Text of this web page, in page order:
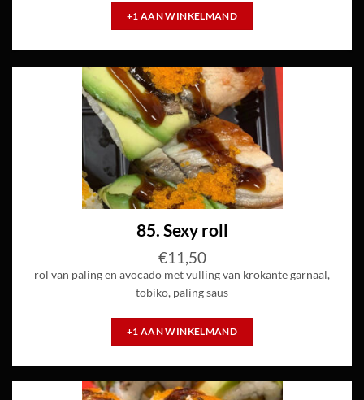
+1 AAN WINKELMAND
85. Sexy roll
€11,50
rol van paling en avocado met vulling van krokante garnaal,
tobiko, paling saus
+1 AAN WINKELMAND